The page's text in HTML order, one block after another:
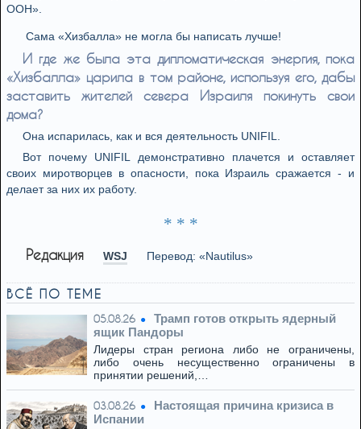
ООН».
Сама «Хизбалла» не могла бы написать лучше!
И где же была эта дипломатическая энергия, пока
«Хизбалла» царила в том районе, используя его, дабы
заставить жителей севера Израиля покинуть свои
дома?
Она испарилась, как и вся деятельность UNIFIL.
Вот почему UNIFIL демонстративно плачется и оставляет
своих миротворцев в опасности, пока Израиль сражается - и
делает за них их работу.
* * *
Редакция WSJ Перевод: «Nautilus»
ВСЁ ПО ТЕМЕ
05.08.26
Трамп готов открыть ядерный
ящик Пандоры
Лидеры стран региона либо не ограничены,
либо очень несущественно ограничены в
принятии решений,…
03.08.26
Настоящая причина кризиса в
Испании